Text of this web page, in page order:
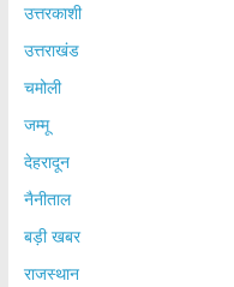
उत्तरकाशी
उत्तराखंड
चमोली
जम्मू
देहरादून
नैनीताल
बड़ी खबर
राजस्थान